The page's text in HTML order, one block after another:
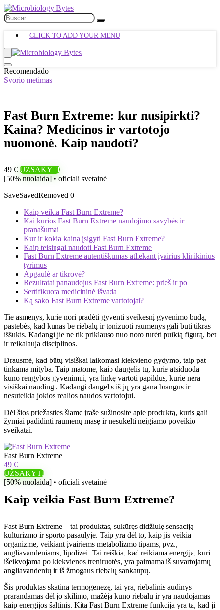
CLICK TO ADD YOUR MENU
Recomendado
Svorio metimas
Fast Burn Extreme: kur nusipirkti?
Kaina? Medicinos ir vartotojo
nuomonė. Kaip naudoti?
49 € UŽSAKYTI
[50% nuolaida] • oficiali svetainė
SaveSavedRemoved 0
Kaip veikia Fast Burn Extreme?
Kai kurios Fast Burn Extreme naudojimo savybės ir
pranašumai
Kur ir kokia kaina įsigyti Fast Burn Extreme?
Kaip teisingai naudoti Fast Burn Extreme
Fast Burn Extreme autentiškumas atliekant įvairius klinikinius
tyrimus
Apgaulė ar tikrovė?
Rezultatai panaudojus Fast Burn Extreme: prieš ir po
Sertifikuota medicininė išvada
Ką sako Fast Burn Extreme vartotojai?
Tie asmenys, kurie nori pradėti gyventi sveikesnį gyvenimo būdą,
pastebės, kad kūnas be riebalų ir tonizuoti raumenys gali būti tikras
iššūkis. Kadangi jie ne tik priklauso nuo noro turėti puikią figūrą, bet
ir reikalauja disciplinos.
Drausmė, kad būtų visiškai laikomasi kiekvieno gydymo, taip pat
tinkama mityba. Taip matome, kaip daugelis tų, kurie atsiduoda
kūno rengybos gyvenimui, yra linkę vartoti papildus, kurie nėra
visiškai naudingi. Kadangi daugelis iš jų yra gana brangūs ir
nesuteikia jokios realios naudos vartotojui.
Dėl šios priežasties šiame įraše sužinosite apie produktą, kuris gali
žymiai padidinti raumenų masę ir nesukelti neigiamo poveikio
sveikatai.
Fast Burn Extreme
49 €
UŽSAKYTI
[50% nuolaida] • oficiali svetainė
Kaip veikia Fast Burn Extreme?
Fast Burn Extreme – tai produktas, sukūręs didžiulę sensaciją
kultūrizmo ir sporto pasaulyje. Taip yra dėl to, kaip jis veikia
organizme, veikiant įvairiems metabolizmo tipams, pvz.,
angliavandeniams, lipolizei. Tai reiškia, kad reikiama energija, kuri
išeikvojama po kiekvienos treniruotės, yra paimama iš suvartojamų
angliavandenių ir iš žmogaus riebalų sankaupų.
Šis produktas skatina termogenezę, tai yra, riebalinis audinys
prarandamas dėl jo skilimo, mažėja kūno riebalų ir yra naudojamas
kaip energijos šaltinis. Kita Fast Burn Extreme funkcija yra ta, kad ji